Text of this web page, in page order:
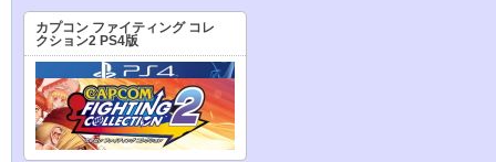
カプコン ファイティング コレ
クション2 PS4版